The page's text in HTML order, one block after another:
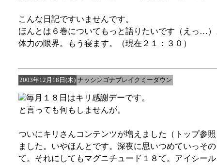
こんな日記ですいませんです。
ほんとは６巻についてもっと語りたいです（えっ…
体力の限界。もう寝ます。（現在２１：３０）
2003年12月18日(木) ナッシンゴナブレイクミーダウン
毎月１８日はキリ感謝デーです。
と言っても何もしませんが。
ついにキリさんコンテンツが増えました（トップ参
ました。いやほんとです。深夜に思いつめていっそ
て。それにしてもマグニチュード１８て。アイシー